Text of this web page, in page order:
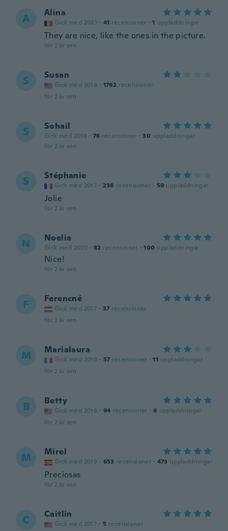
A Alina
Gick med 2023 · 41 recensioner · 1 uppladdningar
They are nice, like the ones in the picture.
för 2 år sen
S Susan
Gick med 2016 · 1762 recensioner
för 2 år sen
S Sohail
Gick med 2018 · 76 recensioner · 30 uppladdningar
för 2 år sen
S Stéphanie
Gick med 2017 · 238 recensioner · 59 uppladdningar
Jolie
för 2 år sen
N Noelia
Gick med 2020 · 82 recensioner · 100 uppladdningar
Nice!
för 2 år sen
F Ferencné
Gick med 2017 · 37 recensioner
för 2 år sen
M Marialaura
Gick med 2019 · 57 recensioner · 11 uppladdningar
för 2 år sen
B Betty
Gick med 2016 · 94 recensioner · 6 uppladdningar
för 2 år sen
M Mirel
Gick med 2019 · 653 recensioner · 473 uppladdningar
Preciosas
för 2 år sen
C Caitlin
Gick med 2017 · 5 recensioner